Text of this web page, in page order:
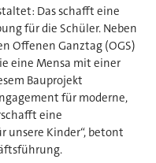
Das schafft eine
für die Schüler. Neben
Offenen Ganztag (OGS)
eine Mensa mit einer
Bauprojekt
für moderne,
eine
Kinder“, betont